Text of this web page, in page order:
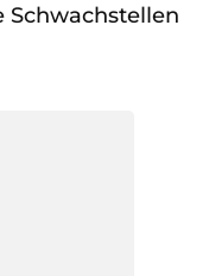
Schwachstellen